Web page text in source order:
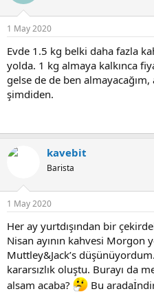
1 May 2020
Evde 1.5 kg belki daha fazla
yolda. 1 kg almaya kalkınca
gelse de de ben
şimdiden.
kavebit
Barista
1 May 2020
Her ay yurtdışından bir
Nisan ayının kahvesi Morgon
Muttley&Jack’s
kararsızlık oluştu. Burayı da
alsam acaba?
Bu